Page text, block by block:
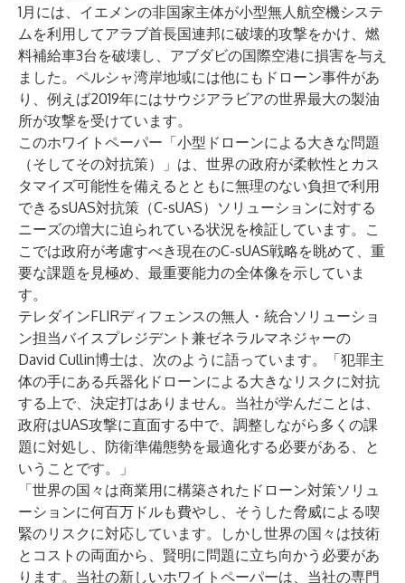
1月には、イエメンの非国家主体が小型無人航空機システ
ムを利用してアラブ首長国連邦に破壊的攻撃をかけ、燃
料補給車3台を破壊し、アブダビの国際空港に損害を与え
ました。ペルシャ湾岸地域には他にもドローン事件があ
り、例えば2019年にはサウジアラビアの世界最大の製油
所が攻撃を受けています。
このホワイトペーパー 「小型ドローンによる大きな問題
（そしてその対抗策）」 は、世界の政府が柔軟性とカス
タマイズ可能性を備えるとともに無理のない負担で利用
できるsUAS対抗策（C-sUAS）ソリューションに対する
ニーズの増大に迫られている状況を検証しています。こ
こでは政府が考慮すべき現在のC-sUAS戦略を眺めて、重
要な課題を見極め、最重要能力の全体像を示していま
す。
テレダインFLIRディフェンスの無人・統合ソリューショ
ン担当バイスプレジデント兼ゼネラルマネジャーの
David Cullin博士は、次のように語っています。「犯罪主
体の手にある兵器化ドローンによる大きなリスクに対抗
する上で、決定打はありません。当社が学んだことは、
政府はUAS攻撃に直面する中で、調整しながら多くの課
題に対処し、防衛準備態勢を最適化する必要がある、と
いうことです。」
「世界の国々は商業用に構築されたドローン対策ソリュ
ーションに何百万ドルも費やし、そうした脅威による喫
緊のリスクに対応しています。しかし世界の国々は技術
とコストの両面から、賢明に問題に立ち向かう必要があ
ります。当社の新しいホワイトペーパーは、当社の専門